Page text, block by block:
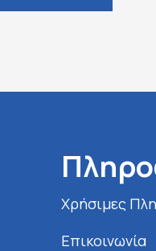
Χρήσιμες
Επικοινωνία